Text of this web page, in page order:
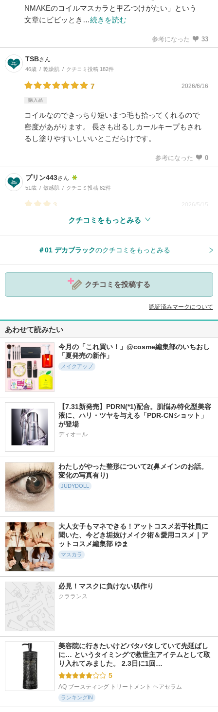
NMAKEのコイルマスカラと甲乙つけがたい」という
文章にビビッとき…続きを読む
参考になった 33
TSBさん
46歳 乾燥肌 クチコミ投稿 182件
7 2026/6/16
購入品
コイルなのできっちり短いまつ毛も拾ってくれるので
密度があがります。 長さも出るしカールキープもされ
るし塗りやすいしいいとこだらけです。
参考になった 0
プリン443さん
51歳 敏感肌 クチコミ投稿 82件
3 2026/5/15
クチコミをもっとみる
＃01 デカブラックのクチコミをもっとみる
クチコミを投稿する
認証済みマークについて
あわせて読みたい
今月の「これ買い！」@cosme編集部のいちおし
「夏発売の新作」
メイクアップ
【7.31新発売】PDRN(*1)配合。肌悩み特化型美容
液に、ハリ・ツヤを与える「PDR-CNショット」
が登場
ディオール
わたしがやった整形について2(鼻メインのお話。
変化の写真有り)
JUDYDOLL
大人女子もマネできる！アットコスメ若手社員に
聞いた、今どき垢抜けメイク術＆愛用コスメ｜ア
ットコスメ編集部 ゆま
マスカラ
必見！マスクに負けない肌作り
クラランス
美容院に行きたいけどバタバタしていて先延ばし
に… というタイミングで救世主アイテムとして取
り入れてみました。 2.3日に1回…
5
AQ ブースティング トリートメント ヘアセラム
ランキングIN